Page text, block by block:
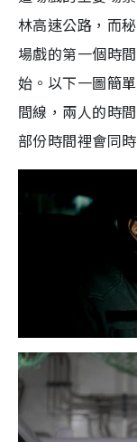
林高速公路，而
場戲的第一個時
始。以下一圖簡
間線，兩人的時
部份時間裡會同